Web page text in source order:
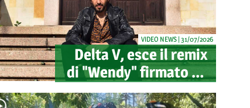
Delta V, esce il remix
di "Wendy" firmato da
Mao: pubblicato
VIDEO NEWS | 31/07/2026